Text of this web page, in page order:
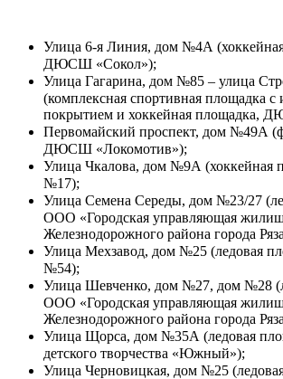
Улица 6-я Линия, дом №4А
ДЮСШ «Сокол»);
Улица Гагарина, дом №85 – улица
(комплексная спортивная площадка с
покрытием и хоккейная площадка,
Первомайский проспект, дом №49А
ДЮСШ «Локомотив»);
Улица Чкалова, дом №9А (хоккейная
№17);
Улица Семена Середы, дом №23/27
ООО «Городская управляющая
Железнодорожного района города
Улица Мехзавод, дом №25 (ледовая
№54);
Улица Шевченко, дом №27, дом №28
ООО «Городская управляющая
Железнодорожного района города
Улица Щорса, дом №35А (ледовая
детского творчества «Южный»);
Улица Черновицкая, дом №25